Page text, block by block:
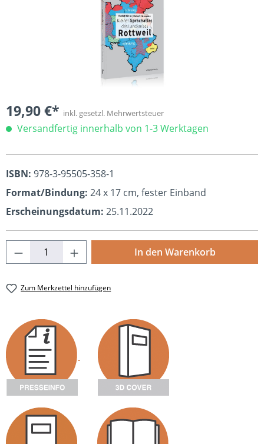
19,90 €* inkl. gesetzl. Mehrwertsteuer
Versandfertig innerhalb von 1-3 Werktagen
ISBN: 978-3-95505-358-1
Format/Bindung: 24 x 17 cm, fester Einband
Erscheinungsdatum: 25.11.2022
Produkt Anzahl: Gib den gewünschten
In den Warenkorb
Zum Merkzettel hinzufügen